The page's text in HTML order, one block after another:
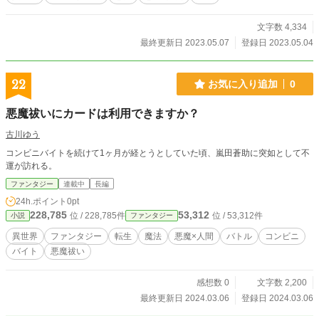
文字数 4,334
最終更新日 2023.05.07
登録日 2023.05.04
22 お気に入り追加 0
悪魔祓いにカードは利用できますか？
古川ゆう
コンビニバイトを続けて1ヶ月が経とうとしていた頃、嵐田蒼助に突如として不
運が訪れる。
ファンタジー 連載中 長編
24h.ポイント 0pt
小説 228,785 位 / 228,785件 ファンタジー 53,312 位 / 53,312件
異世界 ファンタジー 転生 魔法 悪魔×人間 バトル
コンビニ
バイト
悪魔祓い
感想数 0
文字数 2,200
最終更新日 2024.03.06
登録日 2024.03.06